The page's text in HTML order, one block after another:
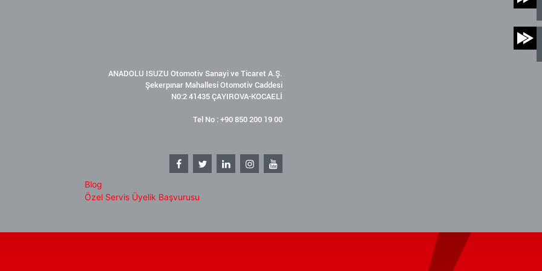
ANADOLU ISUZU Otomotiv Sanayi ve Ticaret A.Ş.
Şekerpınar Mahallesi Otomotiv Caddesi
N0:2 41435 ÇAYIROVA-KOCAELİ
Tel No : +90 850 200 19 00
Blog
Özel Servis Üyelik Başvurusu